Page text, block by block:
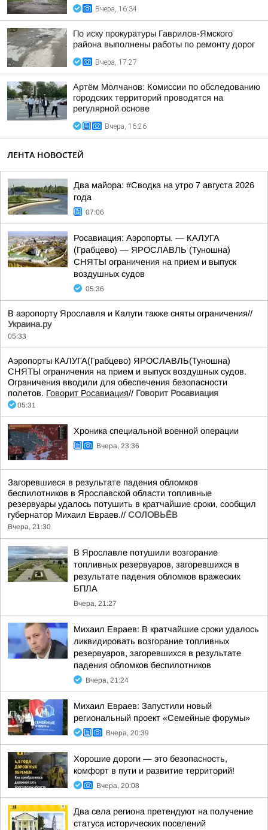
Вчера, 16:34
По иску прокуратуры Гаврилов-Ямского
района выполнены работы по ремонту дорог
Вчера, 17:27
Артём Молчанов: Комиссии по обследованию
городских территорий проводятся на
регулярной основе
Вчера, 16:26
ЛЕНТА НОВОСТЕЙ
Два майора: #Сводка на утро 7 августа 2026
года
07:06
Росавиация: Аэропорты. — КАЛУГА
(Грабцево) — ЯРОСЛАВЛЬ (Туношна)
СНЯТЫ ограничения на прием и выпуск
воздушных судов
05:36
В аэропорту Ярославля и Калуги также сняты ограничения//
Украина.ру
05:33
Аэропорты КАЛУГА(Грабцево) ЯРОСЛАВЛЬ(Туношна)
СНЯТЫ ограничения на прием и выпуск воздушных судов.
Ограничения вводили для обеспечения безопасности
полетов. Говорит Росавиация// Говорит Росавиация
05:31
Хроника специальной военной операции
Вчера, 23:36
Загоревшиеся в результате падения обломков
беспилотников в Ярославской области топливные
резервуары удалось потушить в кратчайшие сроки, сообщил
губернатор Михаил Евраев.// СОЛОВЬЁВ
Вчера, 21:30
В Ярославле потушили возгорание
топливных резервуаров, загоревшихся в
результате падения обломков вражеских
БПЛА
Вчера, 21:27
Михаил Евраев: В кратчайшие сроки удалось
ликвидировать возгорание топливных
резервуаров, загоревшихся в результате
падения обломков беспилотников
Вчера, 21:24
Михаил Евраев: Запустили новый
региональный проект «Семейные форумы»
Вчера, 20:39
Хорошие дороги — это безопасность,
комфорт в пути и развитие территорий!
Вчера, 20:08
Два села региона претендуют на получение
статуса исторических поселений